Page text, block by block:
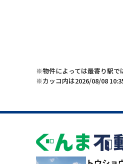
※物件によっては最寄り駅で
※カッコ内は2026/08/08